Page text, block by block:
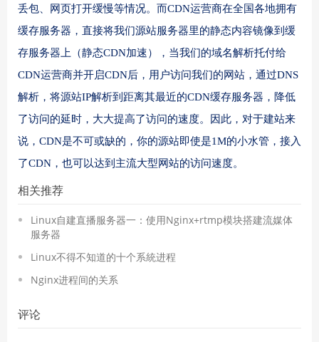
丢包、网页打开缓慢等情况。而CDN运营商在全国各地拥有
缓存服务器，直接将我们源站服务器里的静态内容镜像到缓
存服务器上（静态CDN加速），当我们的域名解析托付给
CDN运营商并开启CDN后，用户访问我们的网站，通过DNS
解析，将源站IP解析到距离其最近的CDN缓存服务器，降低
了访问的延时，大大提高了访问的速度。因此，对于建站来
说，CDN是不可或缺的，你的源站即使是1M的小水管，接入
了CDN，也可以达到主流大型网站的访问速度。
相关推荐
Linux自建直播服务器一：使用Nginx+rtmp模块搭建流媒体
服务器
Linux不得不知道的十个系統进程
Nginx进程间的关系
评论